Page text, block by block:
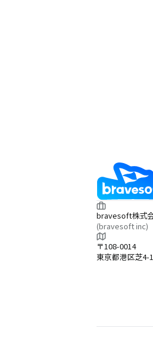
bravesoft株式
(bravesoft inc)
〒108-0014
東京都港区芝4-